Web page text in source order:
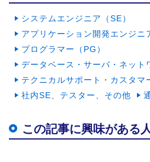
システムエンジニア（SE）
アプリケーション開発エンジニ
プログラマー（PG）
データベース・サーバ・ネット
テクニカルサポート・カスタマ
社内SE、テスター、その他
この記事に興味がある